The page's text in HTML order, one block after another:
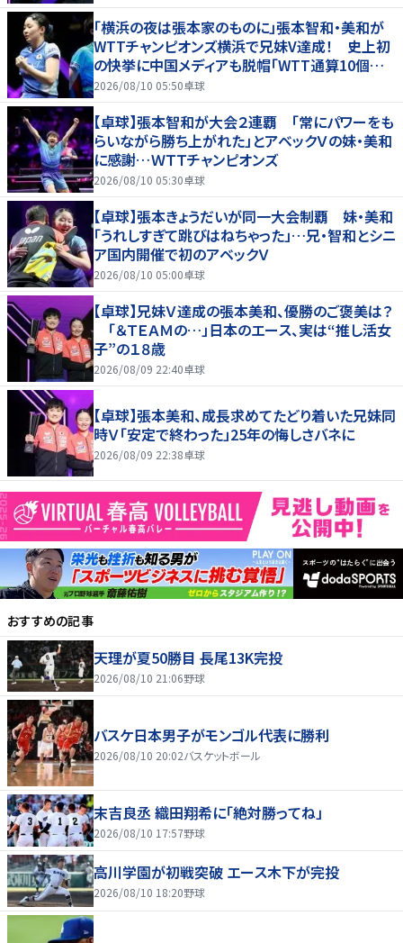
「横浜の夜は張本家のものに」張本智和・美和が
WTTチャンピオンズ横浜で兄妹V達成！ 史上初
の快挙に中国メディアも脱帽「WTT通算10個目
のタイトル」「中国の3選手を次々と破った」
2026/08/10 05:50卓球
【卓球】張本智和が大会２連覇 「常にパワーをも
らいながら勝ち上がれた」とアベックＶの妹・美和
に感謝…ＷＴＴチャンピオンズ
2026/08/10 05:30卓球
【卓球】張本きょうだいが同一大会制覇 妹・美和
「うれしすぎて跳びはねちゃった」…兄・智和とシニ
ア国内開催で初のアベックＶ
2026/08/10 05:00卓球
【卓球】兄妹Ｖ達成の張本美和、優勝のご褒美は？
「＆ＴＥＡＭの…」日本のエース、実は“推し活女
子”の１８歳
2026/08/09 22:40卓球
【卓球】張本美和、成長求めてたどり着いた兄妹同
時Ｖ「安定で終わった」25年の悔しさバネに
2026/08/09 22:38卓球
おすすめの記事
天理が夏50勝目 長尾13K完投
2026/08/10 21:06野球
バスケ日本男子がモンゴル代表に勝利
2026/08/10 20:02バスケットボール
末吉良丞 織田翔希に「絶対勝ってね」
2026/08/10 17:57野球
高川学園が初戦突破 エース木下が完投
2026/08/10 18:20野球